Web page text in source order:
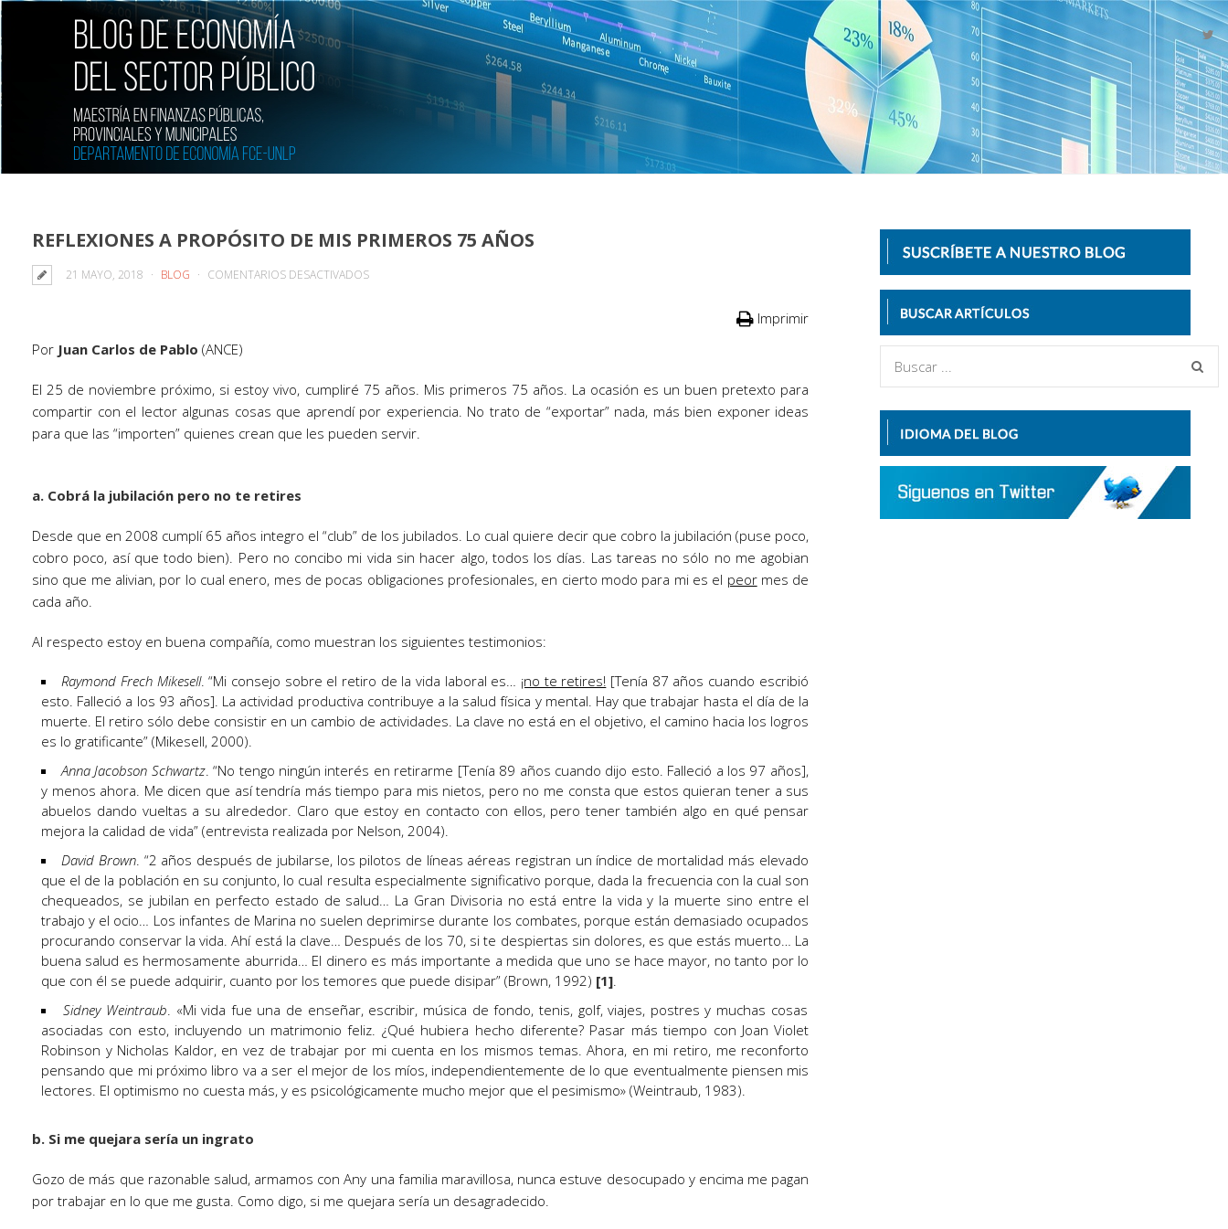
REFLEXIONES A PROPÓSITO DE MIS PRIMEROS 75 AÑOS
21 MAYO, 2018 BLOG COMENTARIOS DESACTIVADOSEN
MIS
Imprimir
Por Juan Carlos de Pablo (ANCE)
El 25 de noviembre próximo, si estoy vivo, cumpliré 75 años. Mis primeros 75 años. La ocasión es un buen pretexto para
compartir con el lector algunas cosas que aprendí por experiencia. No trato de “exportar” nada, más bien exponer ideas
para que las “importen” quienes crean que les pueden servir.
a. Cobrá la jubilación pero no te retires
Desde que en 2008 cumplí 65 años integro el “club” de los jubilados. Lo cual quiere decir que cobro la jubilación (puse poco,
cobro poco, así que todo bien). Pero no concibo mi vida sin hacer algo, todos los días. Las tareas no sólo no me agobian
sino que me alivian, por lo cual enero, mes de pocas obligaciones profesionales, en cierto modo para mi es el peormes de
cada año.
Al respecto estoy en buena compañía, como muestran los siguientes testimonios:
Raymond Frech Mikesell. “Mi consejo sobre el retiro de la vida laboral es… ¡no te retires! [Tenía 87 años cuando escribió
esto. Falleció a los 93 años]. La actividad productiva contribuye a la salud física y mental. Hay que trabajar hasta el día de la
muerte. El retiro sólo debe consistir en un cambio de actividades. La clave no está en el objetivo, el camino hacia los logros
es lo gratificante” (Mikesell, 2000).
Anna Jacobson Schwartz. “No tengo ningún interés en retirarme [Tenía 89 años cuando dijo esto. Falleció a los 97 años],
y menos ahora. Me dicen que así tendría más tiempo para mis nietos, pero no me consta que estos quieran tener a sus
abuelos dando vueltas a su alrededor. Claro que estoy en contacto con ellos, pero tener también algo en qué pensar
mejora la calidad de vida” (entrevista realizada por Nelson, 2004).
David Brown. “2 años después de jubilarse, los pilotos de líneas aéreas registran un índice de mortalidad más elevado
que el de la población en su conjunto, lo cual resulta especialmente significativo porque, dada la frecuencia con la cual son
chequeados, se jubilan en perfecto estado de salud… La Gran Divisoria no está entre la vida y la muerte sino entre el
trabajo y el ocio… Los infantes de Marina no suelen deprimirse durante los combates, porque están demasiado ocupados
procurando conservar la vida. Ahí está la clave… Después de los 70, si te despiertas sin dolores, es que estás muerto… La
buena salud es hermosamente aburrida… El dinero es más importante a medida que uno se hace mayor, no tanto por lo
que con él se puede adquirir, cuanto por los temores que puede disipar” (Brown, 1992) [1].
Sidney Weintraub. «Mi vida fue una de enseñar, escribir, música de fondo, tenis, golf, viajes, postres y muchas cosas
asociadas con esto, incluyendo un matrimonio feliz. ¿Qué hubiera hecho diferente? Pasar más tiempo con Joan Violet
Robinson y Nicholas Kaldor, en vez de trabajar por mi cuenta en los mismos temas. Ahora, en mi retiro, me reconforto
pensando que mi próximo libro va a ser el mejor de los míos, independientemente de lo que eventualmente piensen mis
lectores. El optimismo no cuesta más, y es psicológicamente mucho mejor que el pesimismo» (Weintraub, 1983).
b. Si me quejara sería un ingrato
Gozo de más que razonable salud, armamos con Any una familia maravillosa, nunca estuve desocupado y encima me pagan
por trabajar en lo que me gusta. Como digo, si me quejara sería un desagradecido.